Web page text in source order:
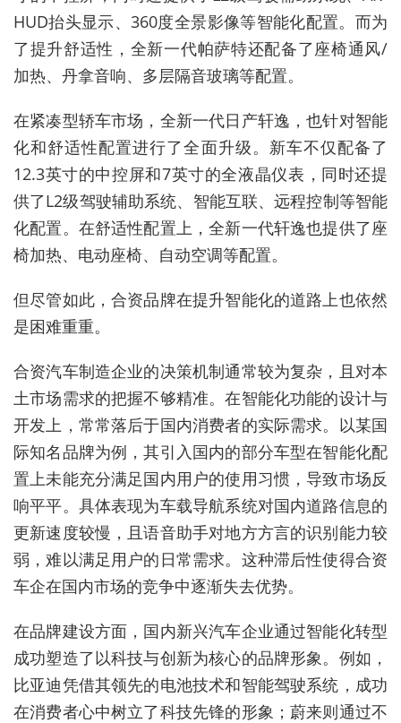
HUD抬头显示、360度全景影像等智能化配置。而为
了提升舒适性，全新一代帕萨特还配备了座椅通风/
加热、丹拿音响、多层隔音玻璃等配置。
在紧凑型轿车市场，全新一代日产轩逸，也针对智能
化和舒适性配置进行了全面升级。新车不仅配备了
12.3英寸的中控屏和7英寸的全液晶仪表，同时还提
供了L2级驾驶辅助系统、智能互联、远程控制等智能
化配置。在舒适性配置上，全新一代轩逸也提供了座
椅加热、电动座椅、自动空调等配置。
但尽管如此，合资品牌在提升智能化的道路上也依然
是困难重重。
合资汽车制造企业的决策机制通常较为复杂，且对本
土市场需求的把握不够精准。在智能化功能的设计与
开发上，常常落后于国内消费者的实际需求。以某国
际知名品牌为例，其引入国内的部分车型在智能化配
置上未能充分满足国内用户的使用习惯，导致市场反
响平平。具体表现为车载导航系统对国内道路信息的
更新速度较慢，且语音助手对地方方言的识别能力较
弱，难以满足用户的日常需求。这种滞后性使得合资
车企在国内市场的竞争中逐渐失去优势。
在品牌建设方面，国内新兴汽车企业通过智能化转型
成功塑造了以科技与创新为核心的品牌形象。例如，
比亚迪凭借其领先的电池技术和智能驾驶系统，成功
在消费者心中树立了科技先锋的形象；蔚来则通过不